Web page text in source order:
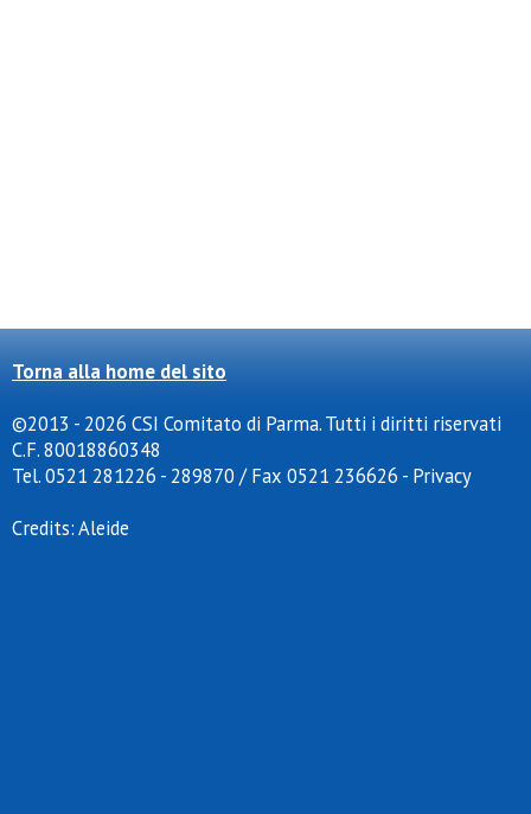
Torna alla home del sito
©2013 - 2026 CSI Comitato di Parma. Tutti i diritti riservati
C.F. 80018860348
Tel. 0521 281226 - 289870 / Fax 0521 236626 - Privacy
Credits:Aleide